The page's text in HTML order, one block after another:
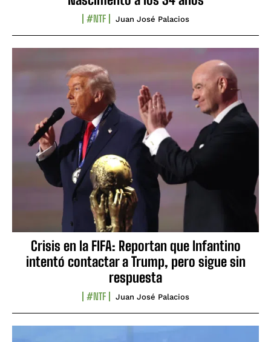
#NTF Juan José Palacios
Crisis en la FIFA: Reportan que Infantino
intentó contactar a Trump, pero sigue sin
respuesta
#NTF Juan José Palacios